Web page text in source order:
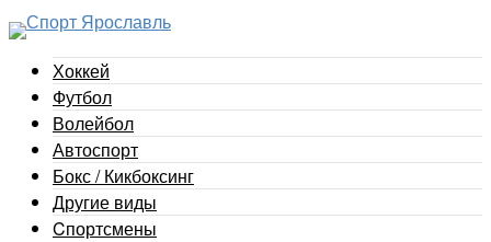
Хоккей
Футбол
Волейбол
Автоспорт
Бокс / Кикбоксинг
Другие виды
Cпортсмены